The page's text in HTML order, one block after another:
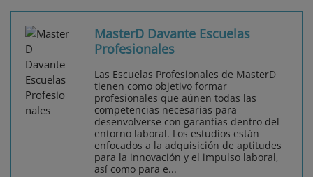
MasterD Davante Escuelas
Profesionales
Las Escuelas Profesionales de MasterD
tienen como objetivo formar
profesionales que aúnen todas las
competencias necesarias para
desenvolverse con garantías dentro del
entorno laboral. Los estudios están
enfocados a la adquisición de aptitudes
para la innovación y el impulso laboral,
así como para e...